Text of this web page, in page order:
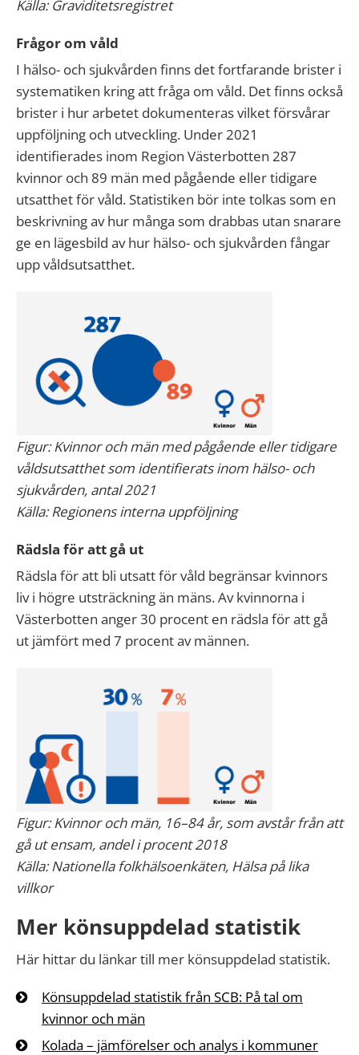
Källa: Graviditetsregistret
Frågor om våld
I hälso- och sjukvården finns det fortfarande brister i
systematiken kring att fråga om våld. Det finns också
brister i hur arbetet dokumenteras vilket försvårar
uppföljning och utveckling. Under 2021
identifierades inom Region Västerbotten 287
kvinnor och 89 män med pågående eller tidigare
utsatthet för våld. Statistiken bör inte tolkas som en
beskrivning av hur många som drabbas utan snarare
ge en lägesbild av hur hälso- och sjukvården fångar
upp våldsutsatthet.
Figur: Kvinnor och män med pågående eller tidigare
våldsutsatthet som identifierats inom hälso- och
sjukvården, antal 2021
Källa: Regionens interna uppföljning
Rädsla för att gå ut
Rädsla för att bli utsatt för våld begränsar kvinnors
liv i högre utsträckning än mäns. Av kvinnorna i
Västerbotten anger 30 procent en rädsla för att gå
ut jämfört med 7 procent av männen.
Figur: Kvinnor och män, 16–84 år, som avstår från att
gå ut ensam, andel i procent 2018
Källa: Nationella folkhälsoenkäten, Hälsa på lika
villkor
Mer könsuppdelad statistik
Här hittar du länkar till mer könsuppdelad statistik.
Könsuppdelad statistik från SCB: På tal om
kvinnor och män
Kolada – jämförelser och analys i kommuner